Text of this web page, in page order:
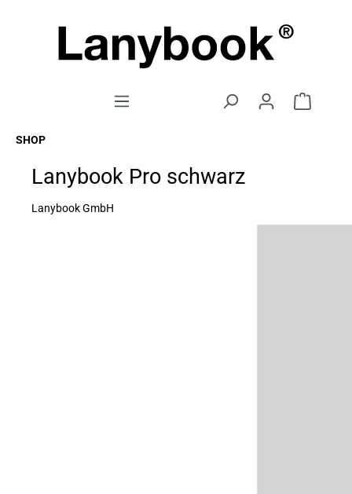
SHOP
Lanybook Pro schwarz
Lanybook GmbH